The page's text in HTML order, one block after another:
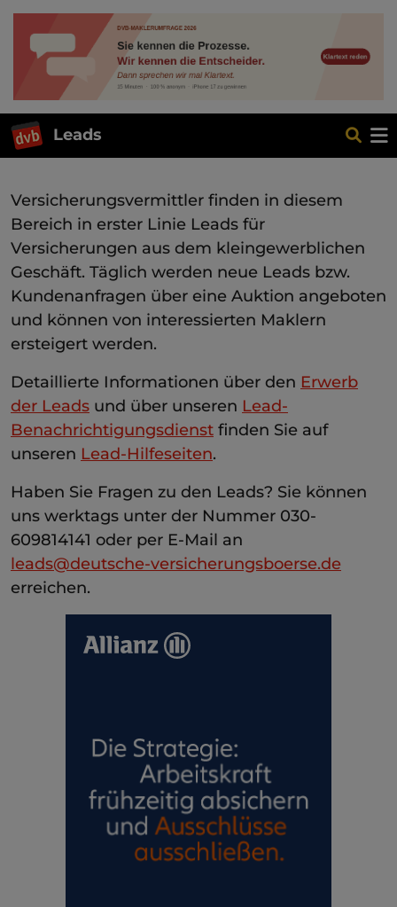
Leads
Versicherungsvermittler finden in diesem
Bereich in erster Linie Leads für
Versicherungen aus dem kleingewerblichen
Geschäft. Täglich werden neue Leads bzw.
Kundenanfragen über eine Auktion angeboten
und können von interessierten Maklern
ersteigert werden.
Detaillierte Informationen über den Erwerb
der Leads und über unseren Lead-
Benachrichtigungsdienst finden Sie auf
unseren Lead-Hilfeseiten.
Haben Sie Fragen zu den Leads? Sie können
uns werktags unter der Nummer 030-
609814141 oder per E-Mail an
leads@deutsche-versicherungsboerse.de
erreichen.